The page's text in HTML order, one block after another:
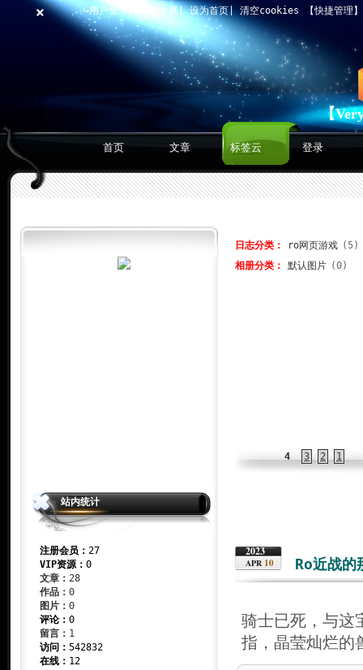
× →用户登录| 加入收藏|设为首页|清空cookies 【快捷管理
首页 文章 标签云 登录
【
站内统计
注册会员： 27
VIP资源： 0
文章： 28
作品： 0
图片： 0
评论： 0
留言： 1
访问： 542832
在线： 12
日志分类： ro网页游戏 (5)
相册分类：
默认图片 (0)
4 3 2 1
2023
APR 10 Ro近战的
骑士已死，与这
指，晶莹灿烂的